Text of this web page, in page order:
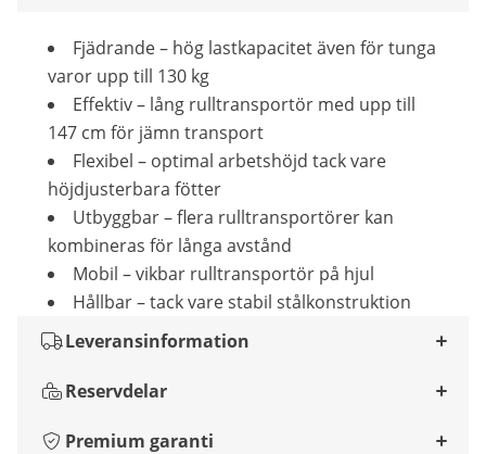
Fjädrande – hög lastkapacitet även för tunga
varor upp till 130 kg
Effektiv – lång rulltransportör med upp till
147 cm för jämn transport
Flexibel – optimal arbetshöjd tack vare
höjdjusterbara fötter
Utbyggbar – flera rulltransportörer kan
kombineras för långa avstånd
Mobil – vikbar rulltransportör på hjul
Hållbar – tack vare stabil stålkonstruktion
Leveransinformation
Reservdelar
Premium garanti